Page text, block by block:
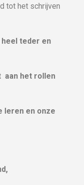
tot het schrijven
teder en
aan het rollen
leren en onze